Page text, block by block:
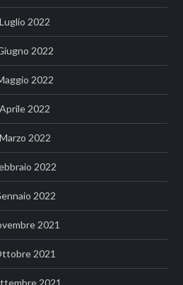
Luglio 2022
2022
2022
Aprile 2022
Marzo 2022
2022
2022
2021
2021